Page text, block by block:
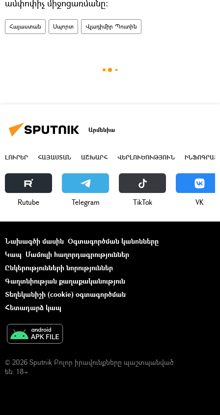
ամփոփիչ միջոցառմանը։
Հայաստան Սպորտ Վլադիմիր Պուտին
Արմենիա
ԼՈՒՐԵՐ ՀԱՅԱՍՏԱՆ ԱՇԽԱՐՀ ՎԵՐԼՈՒԾՈՒԹՅՈՒՆ
Rutube Telegram ТikТоk VK
Նախագծի մասին Օգտագործման կանոնները
Կապ Մամուլի հաղորդագրություններ
Ընկերությունների նորություններ
Գաղտնիության քաղաքականություն
Տեղեկանիշի (cookie) օգտագործման
Հետադարձ կապ
© 2026 Sputnik Բոլոր իրավունքները պաշտպանված
են. 18+